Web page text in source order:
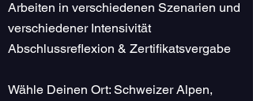
Arbeiten in verschiedenen Szenarien und
verschiedener Intensivität
Abschlussreflexion & Zertifikatsvergabe
Wähle Deinen Ort: Schweizer Alpen,